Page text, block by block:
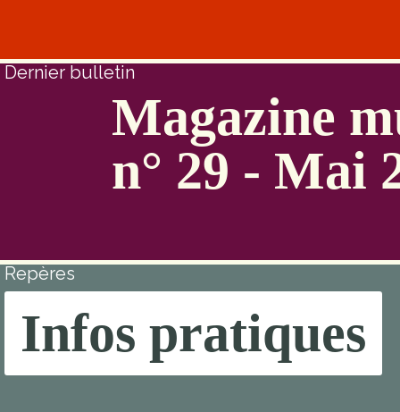
Dernier bulletin
Magazine
n° 29 - Mai
Repères
Infos pratiques